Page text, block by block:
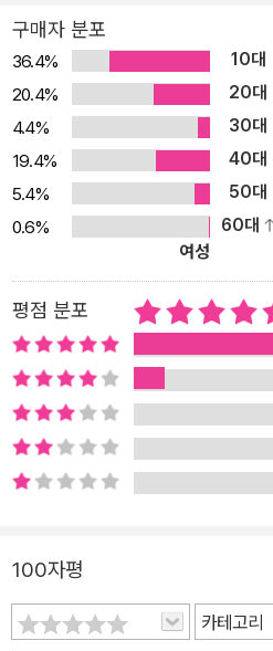
구매자 분포
36.4% 10대
20.4%
20대
4.4%
30대
19.4%
40대
5.4%
50대
0.6%
60대
여성
평점 분포
100자평
카테고리